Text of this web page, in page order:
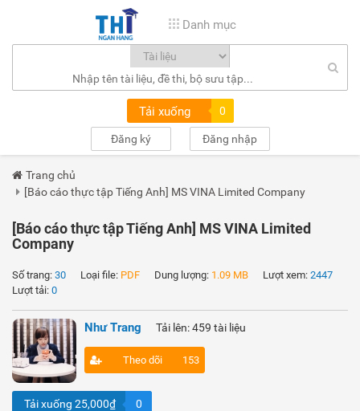
Danh mục
Tải xuống 0
Đăng ký Đăng nhập
Trang chủ
[Báo cáo thực tập Tiếng Anh] MS VINA Limited Company
[Báo cáo thực tập Tiếng Anh] MS VINA Limited
Company
Số trang: 30 Loại file: PDF Dung lượng: 1.09 MB Lượt xem: 2447
Lượt tải: 0
Như Trang Tải lên: 459 tài liệu
Theo dõi 153
Tải xuống 25,000₫ 0